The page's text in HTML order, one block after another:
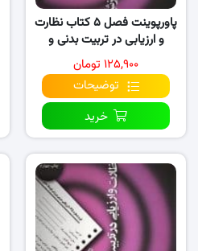
پاورپوینت فصل ۵ کتاب نظارت
و ارزیابی در تربیت بدنی و
ورزش
۱۲۵,۹۰۰ تومان
توضیحات
خرید